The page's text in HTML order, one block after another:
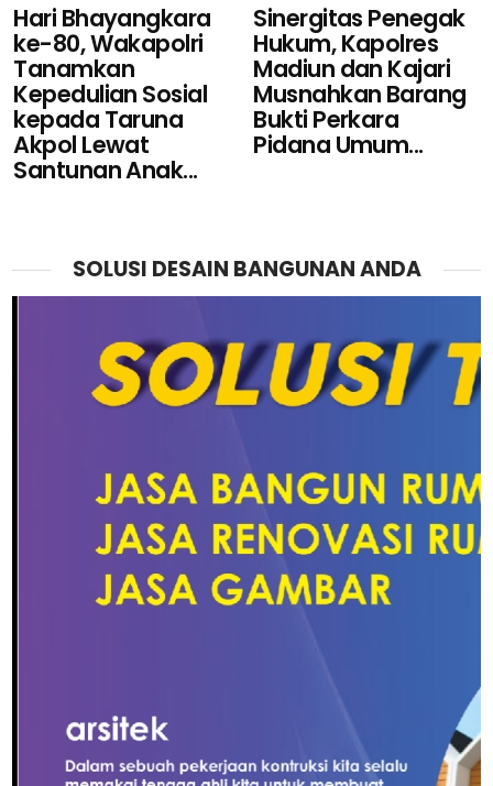
Hari Bhayangkara
ke-80, Wakapolri
Tanamkan
Kepedulian Sosial
kepada Taruna
Akpol Lewat
Santunan Anak...
Sinergitas Penegak
Hukum, Kapolres
Madiun dan Kajari
Musnahkan Barang
Bukti Perkara
Pidana Umum...
SOLUSI DESAIN BANGUNAN ANDA